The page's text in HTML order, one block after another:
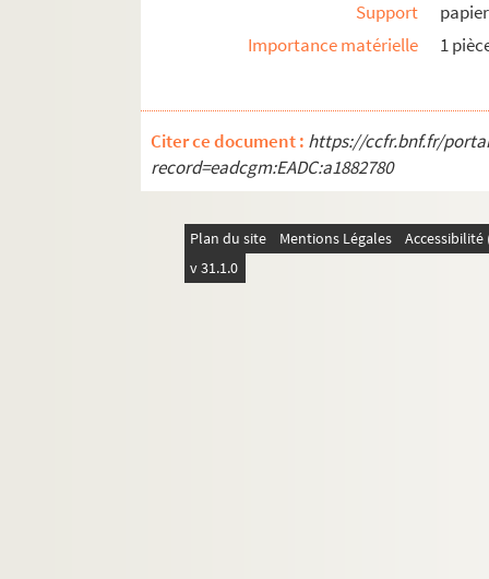
Support
papier
Importance matérielle
1
Citer ce document : https://ccfr.bnf.fr/
record=eadcgm:EADC:a1882780
Plan du site Mentions Légales
v 31.1.0